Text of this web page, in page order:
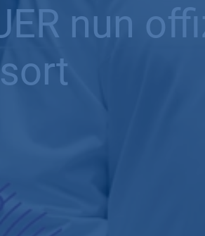
nun